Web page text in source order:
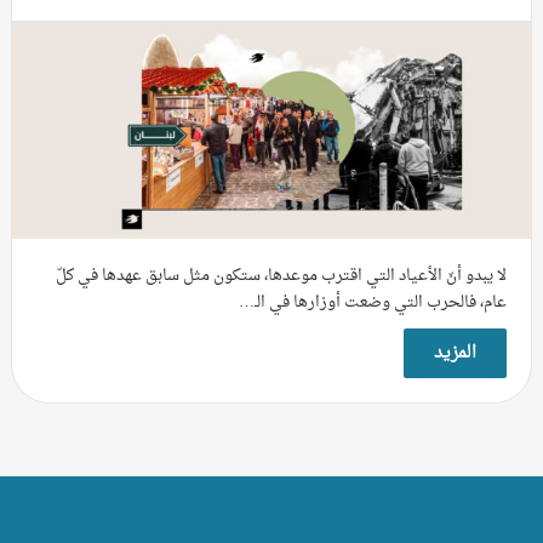
لا يبدو أنّ الأعياد التي اقترب موعدها، ستكون مثل سابق عهدها في كلّ
عام، فالحرب التي وضعت أوزارها في الـ…
المزيد